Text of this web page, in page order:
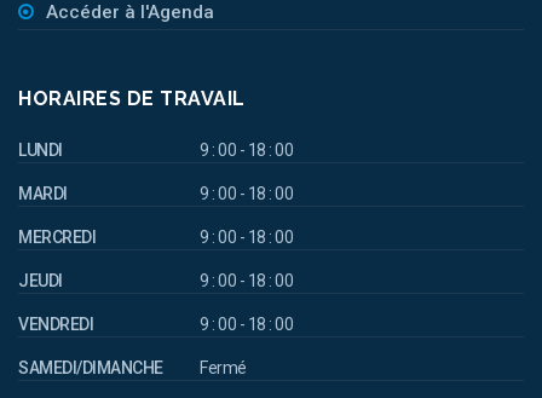
Accéder à l'Agenda
HORAIRES DE TRAVAIL
LUNDI 9 : 00 - 18 : 00
MARDI 9 : 00 - 18 : 00
MERCREDI 9 : 00 - 18 : 00
JEUDI 9 : 00 - 18 : 00
VENDREDI 9 : 00 - 18 : 00
SAMEDI/DIMANCHE Fermé